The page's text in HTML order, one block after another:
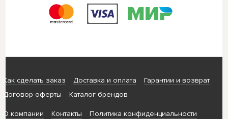
Как сделать заказ Доставка и оплата
Гарантии и возврат
Договор оферты
Каталог брендов
О компании Контакты Политика конфиденциальности